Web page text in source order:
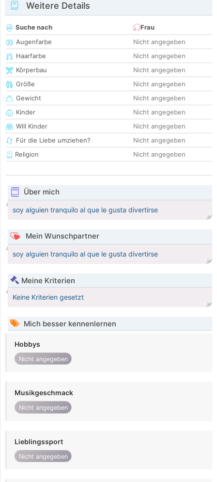
Weitere Details
Suche nach
Frau
Augenfarbe
Nicht angegeben
Haarfarbe
Nicht angegeben
Körperbau
Nicht angegeben
Größe
Nicht angegeben
Gewicht
Nicht angegeben
Kinder
Nicht angegeben
Will Kinder
Nicht angegeben
Für die Liebe umziehen?
Nicht angegeben
Religion
Nicht angegeben
Über mich
soy alguien tranquilo al que le gusta divertirse
Mein Wunschpartner
soy alguien tranquilo al que le gusta divertirse
Meine Kriterien
Keine Kriterien gesetzt
Mich besser kennenlernen
Hobbys
Nicht angegeben
Musikgeschmack
Nicht angegeben
Lieblingssport
Nicht angegeben